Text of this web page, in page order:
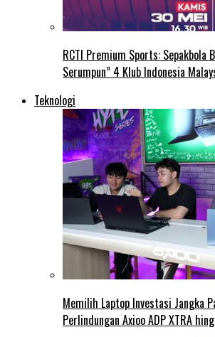
RCTI Premium Sports: Sepakbola
Serumpun” 4 Klub Indonesia
Teknologi
Memilih Laptop Investasi Jangka
Perlindungan Axioo ADP XTRA